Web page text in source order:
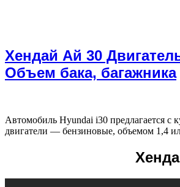
Хендай Ай 30
Объем бака, багажника
Автомобиль Hyundai i30 предлагается с
двигатели — бензиновые, объемом 1,4